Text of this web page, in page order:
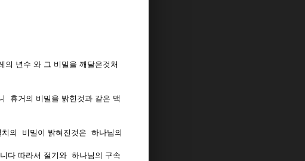
의 년수 와 그 비밀을 깨달은것처
휴거의 비밀을 밝힌것과 같은 맥
의 비밀이 밝혀진것은 하나님의
다 따라서 절기와 하나님의 구속